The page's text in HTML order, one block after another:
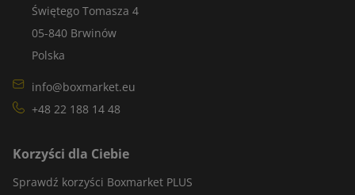
Świętego Tomasza 4
05-840 Brwinów
Polska
info@boxmarket.eu
+48 22 188 14 48
Korzyści dla Ciebie
Sprawdź korzyści Boxmarket PLUS